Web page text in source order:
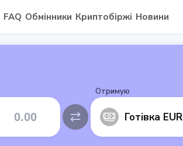
FAQ Обмінники Криптобіржі Новини
Отримую
Готівка EUR